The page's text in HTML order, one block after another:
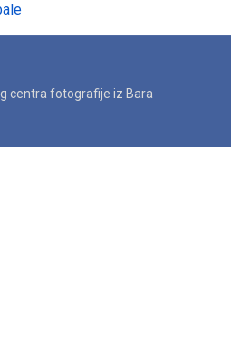
centra fotografije iz Bara